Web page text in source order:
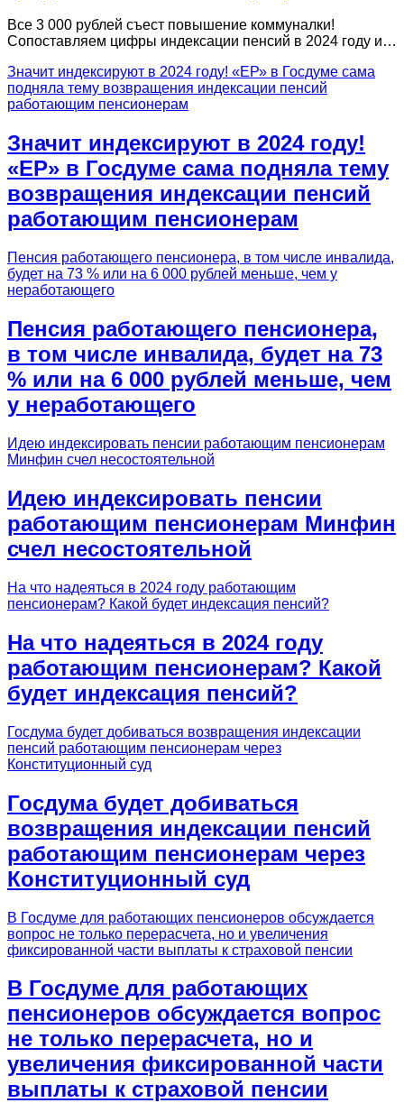
Все 3 000 рублей съест повышение коммуналки!
Сопоставляем цифры индексации пенсий в 2024 году и…
Значит индексируют в 2024 году! «ЕР» в Госдуме сама
подняла тему возвращения индексации пенсий
работающим пенсионерам
Значит индексируют в 2024 году!
«ЕР» в Госдуме сама подняла тему
возвращения индексации пенсий
работающим пенсионерам
Пенсия работающего пенсионера, в том числе инвалида,
будет на 73 % или на 6 000 рублей меньше, чем у
неработающего
Пенсия работающего пенсионера,
в том числе инвалида, будет на 73
% или на 6 000 рублей меньше, чем
у неработающего
Идею индексировать пенсии работающим пенсионерам
Минфин счел несостоятельной
Идею индексировать пенсии
работающим пенсионерам Минфин
счел несостоятельной
На что надеяться в 2024 году работающим
пенсионерам? Какой будет индексация пенсий?
На что надеяться в 2024 году
работающим пенсионерам? Какой
будет индексация пенсий?
Госдума будет добиваться возвращения индексации
пенсий работающим пенсионерам через
Конституционный суд
Госдума будет добиваться
возвращения индексации пенсий
работающим пенсионерам через
Конституционный суд
В Госдуме для работающих пенсионеров обсуждается
вопрос не только перерасчета, но и увеличения
фиксированной части выплаты к страховой пенсии
В Госдуме для работающих
пенсионеров обсуждается вопрос
не только перерасчета, но и
увеличения фиксированной части
выплаты к страховой пенсии